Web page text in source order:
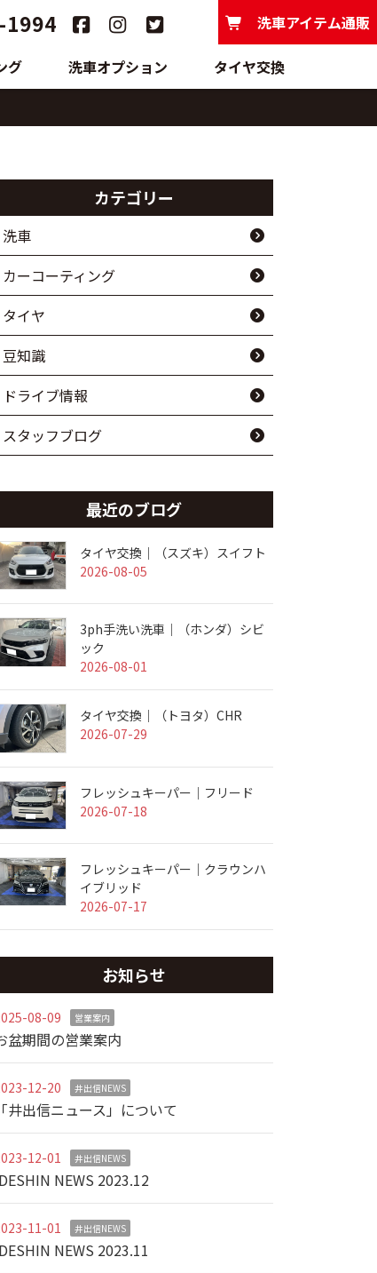
1994
グ 洗車オプション タイヤ交換
洗車アイテム通販
カテゴリー
洗車
カーコーティング
タイヤ
豆知識
ドライブ情報
スタッフブログ
最近のブログ
タイヤ交換｜（スズキ）スイフト
2026-08-05
3ph手洗い洗車｜（ホンダ）シビ
ック
2026-08-01
タイヤ交換｜（トヨタ）CHR
2026-07-29
フレッシュキーパー｜フリード
2026-07-18
フレッシュキーパー｜クラウンハ
イブリッド
2026-07-17
お知らせ
08-09 営業案内
盆期間の営業案内
12-20 井出信NEWS
「井出信ニュース」について
12-01 井出信NEWS
NEWS 2023.12
11-01 井出信NEWS
NEWS 2023.11